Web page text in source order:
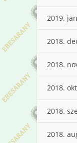
2019.
2018.
2018.
2018.
2018.
2018.